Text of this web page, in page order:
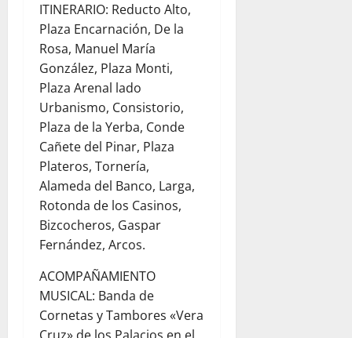
ITINERARIO: Reducto Alto,
Plaza Encarnación, De la
Rosa, Manuel María
González, Plaza Monti,
Plaza Arenal lado
Urbanismo, Consistorio,
Plaza de la Yerba, Conde
Cañete del Pinar, Plaza
Plateros, Tornería,
Alameda del Banco, Larga,
Rotonda de los Casinos,
Bizcocheros, Gaspar
Fernández, Arcos.
ACOMPAÑAMIENTO
MUSICAL: Banda de
Cornetas y Tambores «Vera